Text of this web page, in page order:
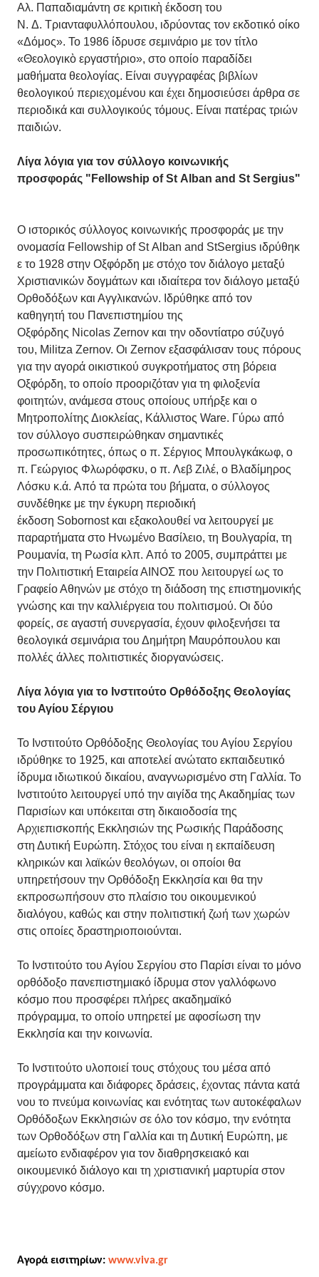
Αλ. Παπαδιαμάντη σε κριτικὴ έκδοση του
Ν. Δ. Τριανταφυλλόπουλου, ιδρύοντας τον εκδοτικό οίκο
«Δόμος». Το 1986 ίδρυσε σεμινάριο με τον τίτλο
«Θεολογικὸ εργαστήριο», στο οποίο παραδίδει
μαθήματα θεολογίας. Είναι συγγραφέας βιβλίων
θεολογικού περιεχομένου και έχει δημοσιεύσει άρθρα σε
περιοδικά και συλλογικούς τόμους. Είναι πατέρας τριών
παιδιών.
Λίγα λόγια για τον σύλλογο κοινωνικής
προσφοράς " Fellowship of St Alban and St Sergius"
Ο ιστορικός σύλλογος κοινωνικής προσφοράς με την
ονομασία Fellowship of St Alban and StSergius ιδρύθηκ
ε το 1928 στην Οξφόρδη με στόχο τον διάλογο μεταξύ
Χριστιανικών δογμάτων και ιδιαίτερα τον διάλογο μεταξύ
Ορθοδόξων και Αγγλικανών. Ιδρύθηκε από τον
καθηγητή του Πανεπιστημίου της
Οξφόρδης Nicolas Zernov και την οδοντίατρο σύζυγό
του, Militza Zernov. Οι Zernov εξασφάλισαν τους πόρους
για την αγορά οικιστικού συγκροτήματος στη βόρεια
Οξφόρδη, το οποίο προοριζόταν για τη φιλοξενία
φοιτητών, ανάμεσα στους οποίους υπήρξε και ο
Μητροπολίτης Διοκλείας, Κάλλιστος Ware. Γύρω από
τον σύλλογο συσπειρώθηκαν σημαντικές
προσωπικότητες, όπως ο π. Σέργιος Μπουλγκάκωφ, ο
π. Γεώργιος Φλωρόφσκυ, ο π. Λεβ Ζιλέ, ο Βλαδίμηρος
Λόσκυ κ.ά. Από τα πρώτα του βήματα, ο σύλλογος
συνδέθηκε με την έγκυρη περιοδική
έκδοση Sobornost και εξακολουθεί να λειτουργεί με
παραρτήματα στο Ηνωμένο Βασίλειο, τη Βουλγαρία, τη
Ρουμανία, τη Ρωσία κλπ. Από το 2005, συμπράττει με
την Πολιτιστική Εταιρεία ΑΙΝΟΣ που λειτουργεί ως το
Γραφείο Αθηνών με στόχο τη διάδοση της επιστημονικής
γνώσης και την καλλιέργεια του πολιτισμού. Οι δύο
φορείς, σε αγαστή συνεργασία, έχουν φιλοξενήσει τα
θεολογικά σεμινάρια του Δημήτρη Μαυρόπουλου και
πολλές άλλες πολιτιστικές διοργανώσεις.
Λίγα λόγια για το Ινστιτούτο Ορθόδοξης Θεολογίας
του Αγίου Σέργιου
Το Ινστιτούτο Ορθόδοξης Θεολογίας του Αγίου Σεργίου
ιδρύθηκε το 1925, και αποτελεί ανώτατο εκπαιδευτικό
ίδρυμα ιδιωτικού δικαίου, αναγνωρισμένο στη Γαλλία. Το
Ινστιτούτο λειτουργεί υπό την αιγίδα της Ακαδημίας των
Παρισίων και υπόκειται στη δικαιοδοσία της
Αρχιεπισκοπής Εκκλησιών της Ρωσικής Παράδοσης
στη Δυτική Ευρώπη. Στόχος του είναι η εκπαίδευση
κληρικών και λαϊκών θεολόγων, οι οποίοι θα
υπηρετήσουν την Ορθόδοξη Εκκλησία και θα την
εκπροσωπήσουν στο πλαίσιο του οικουμενικού
διαλόγου, καθώς και στην πολιτιστική ζωή των χωρών
στις οποίες δραστηριοποιούνται.
Το Ινστιτούτο του Αγίου Σεργίου στο Παρίσι είναι το μόνο
ορθόδοξο πανεπιστημιακό ίδρυμα στον γαλλόφωνο
κόσμο που προσφέρει πλήρες ακαδημαϊκό
πρόγραμμα, το οποίο υπηρετεί με αφοσίωση την
Εκκλησία και την κοινωνία.
Το Ινστιτούτο υλοποιεί τους στόχους του μέσα από
προγράμματα και διάφορες δράσεις, έχοντας πάντα κατά
νου το πνεύμα κοινωνίας και ενότητας των αυτοκέφαλων
Ορθόδοξων Εκκλησιών σε όλο τον κόσμο, την ενότητα
των Ορθοδόξων στη Γαλλία και τη Δυτική Ευρώπη, με
αμείωτο ενδιαφέρον για τον διαθρησκειακό και
οικουμενικό διάλογο και τη χριστιανική μαρτυρία στον
σύγχρονο κόσμο.
Αγορά εισιτηρίων: www.viva.gr